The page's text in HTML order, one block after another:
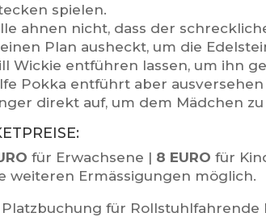
spielen.
ahnen nicht, dass der
Plan ausheckt, um die
Wickie entführen lassen, um ihn
Pokka entführt aber
direkt auf, um dem Mädchen
für Erwachsene | 8 EURO für
weiteren Ermässigungen möglich.
Platzbuchung für